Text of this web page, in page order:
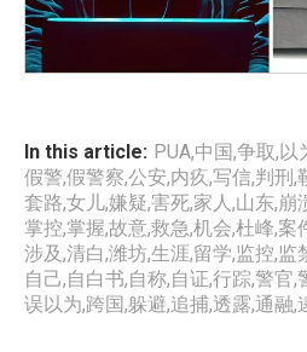
In this article: PUA,中国,争取,以
假警,假警察,公安,内疚,写信,判刑,
套路,女儿,嫌疑,害死,家人,山东,崩
掌控,掌握,故意,救急,机会,杜峰,案
涉及,清白,潍坊,生涯,留学,监控,监
自己,自白书,自称,自证,行踪,警官,
误以为,跨国,躲避,追捕,透露,通融,